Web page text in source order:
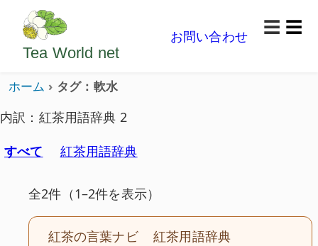
ようこそいらっしゃいました。どうぞごゆっくり楽
Tea World net
お問い合わせ
☰
ホーム タグ：軟水
内訳：紅茶用語辞典 2
すべて
紅茶用語辞典
全2件（1–2件を表示）
紅茶の言葉ナビ
紅茶用語辞典